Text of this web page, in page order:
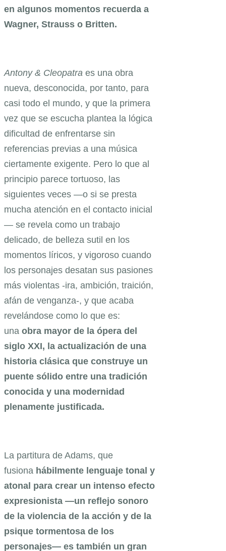
en algunos momentos recuerda a
Wagner, Strauss o Britten.
Antony & Cleopatra es una obra
nueva, desconocida, por tanto, para
casi todo el mundo, y que la primera
vez que se escucha plantea la lógica
dificultad de enfrentarse sin
referencias previas a una música
ciertamente exigente. Pero lo que al
principio parece tortuoso, las
siguientes veces —o si se presta
mucha atención en el contacto inicial
— se revela como un trabajo
delicado, de belleza sutil en los
momentos líricos, y vigoroso cuando
los personajes desatan sus pasiones
más violentas -ira, ambición, traición,
afán de venganza-, y que acaba
revelándose como lo que es:
una obra mayor de la ópera del
siglo XXI, la actualización de una
historia clásica que construye un
puente sólido entre una tradición
conocida y una modernidad
plenamente justificada.
La partitura de Adams, que
fusiona hábilmente lenguaje tonal y
atonal para crear un intenso efecto
expresionista —un reflejo sonoro
de la violencia de la acción y de la
psique tormentosa de los
personajes— es también un gran